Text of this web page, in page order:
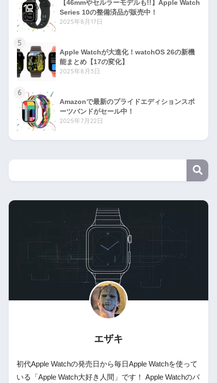
【46mmやセルラーモデルも!!】Apple Watch
Series 10の整備済品が販売中！
2025年8月17日
5
Apple Watchが大進化！watchOS 26の新機
能まとめ【17の変化】
2025年8月3日
6
Amazonで最新のプライドエディションスポ
ーツバンドがセール中！
2025年7月22日
エザキ
初代Apple Watchの発売日から毎日Apple Watchを使って
いる「Apple Watch大好き人間」です！ Apple Watchのバ